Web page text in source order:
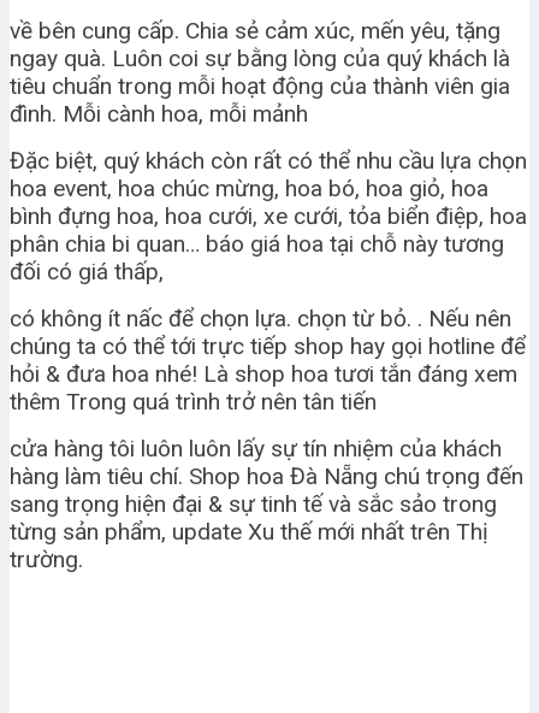
về bên cung cấp. Chia sẻ cảm xúc, mến yêu, tặng
ngay quà. Luôn coi sự bằng lòng của quý khách là
tiêu chuẩn trong mỗi hoạt động của thành viên gia
đình. Mỗi cành hoa, mỗi mảnh
Đặc biệt, quý khách còn rất có thể nhu cầu lựa chọn
hoa event, hoa chúc mừng, hoa bó, hoa giỏ, hoa
bình đựng hoa, hoa cưới, xe cưới, tỏa biển điệp, hoa
phân chia bi quan… báo giá hoa tại chỗ này tương
đối có giá thấp,
có không ít nấc để chọn lựa. chọn từ bỏ. . Nếu nên
chúng ta có thể tới trực tiếp shop hay gọi hotline để
hỏi & đưa hoa nhé! Là shop hoa tươi tắn đáng xem
thêm Trong quá trình trở nên tân tiến
cửa hàng tôi luôn luôn lấy sự tín nhiệm của khách
hàng làm tiêu chí. Shop hoa Đà Nẵng chú trọng đến
sang trọng hiện đại & sự tinh tế và sắc sảo trong
từng sản phẩm, update Xu thế mới nhất trên Thị
trường.